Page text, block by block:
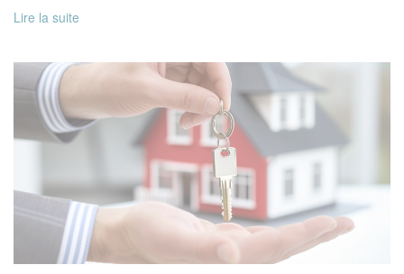
Lire la suite